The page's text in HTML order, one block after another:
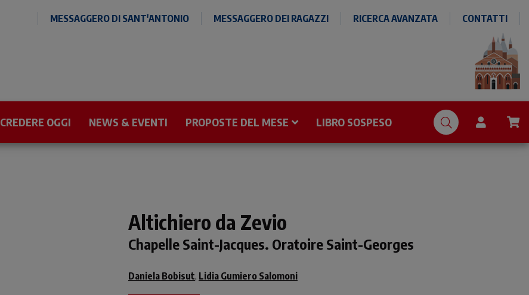
MESSAGGERO DI SANT'ANTONIO MESSAGGERO DEI RAGAZZI RICERCA AVANZATA CONTATTI
CREDERE OGGI NEWS & EVENTI PROPOSTE DEL MESE LIBRO SOSPESO
Altichiero da Zevio
Chapelle Saint-Jacques. Oratoire Saint-Georges
Daniela Bobisut, Lidia Gumiero Salomoni